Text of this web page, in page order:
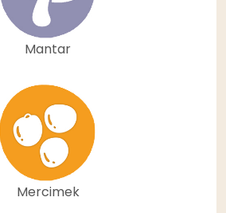
Mantar
Mercimek